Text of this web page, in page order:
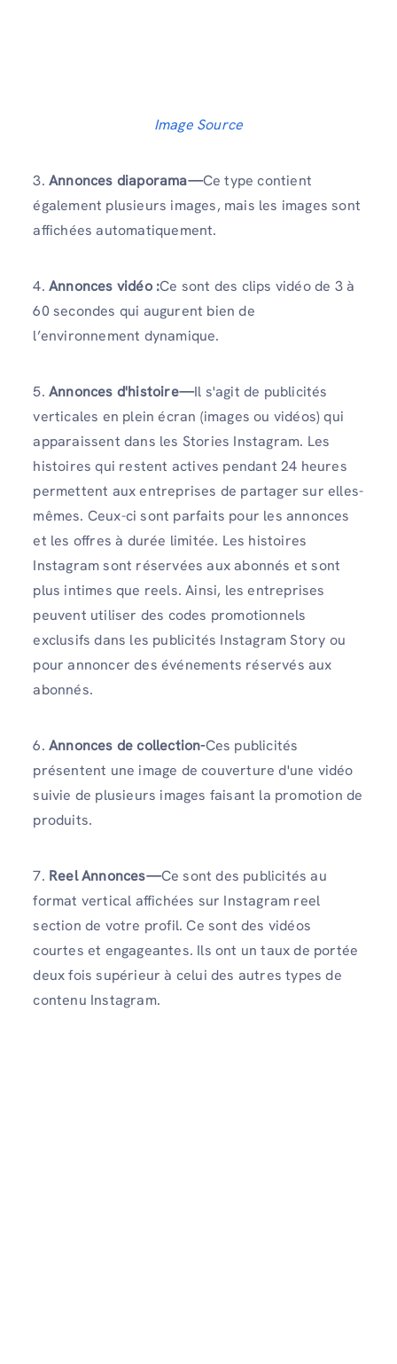
Image Source
3. Annonces diaporama—Ce type contient
également plusieurs images, mais les images sont
affichées automatiquement.
4. Annonces vidéo :Ce sont des clips vidéo de 3 à
60 secondes qui augurent bien de
l’environnement dynamique.
5. Annonces d'histoire—Il s'agit de publicités
verticales en plein écran (images ou vidéos) qui
apparaissent dans les Stories Instagram. Les
histoires qui restent actives pendant 24 heures
permettent aux entreprises de partager sur elles-
mêmes. Ceux-ci sont parfaits pour les annonces
et les offres à durée limitée. Les histoires
Instagram sont réservées aux abonnés et sont
plus intimes que reels. Ainsi, les entreprises
peuvent utiliser des codes promotionnels
exclusifs dans les publicités Instagram Story ou
pour annoncer des événements réservés aux
abonnés.
6. Annonces de collection-Ces publicités
présentent une image de couverture d'une vidéo
suivie de plusieurs images faisant la promotion de
produits.
7. Reel Annonces—Ce sont des publicités au
format vertical affichées sur Instagram reel
section de votre profil. Ce sont des vidéos
courtes et engageantes. Ils ont un taux de portée
deux fois supérieur à celui des autres types de
contenu Instagram.